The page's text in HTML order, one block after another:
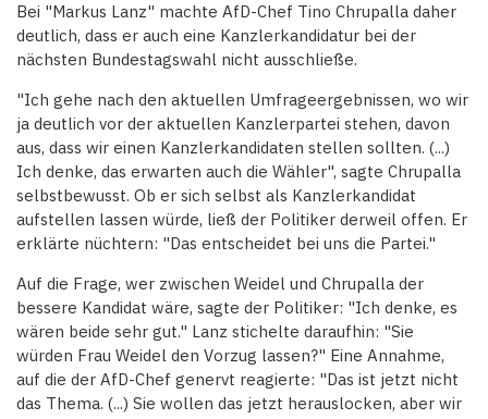
Bei "Markus Lanz" machte AfD-Chef Tino Chrupalla daher
deutlich, dass er auch eine Kanzlerkandidatur bei der
nächsten Bundestagswahl nicht ausschließe.
"Ich gehe nach den aktuellen Umfrageergebnissen, wo wir
ja deutlich vor der aktuellen Kanzlerpartei stehen, davon
aus, dass wir einen Kanzlerkandidaten stellen sollten. (...)
Ich denke, das erwarten auch die Wähler", sagte Chrupalla
selbstbewusst. Ob er sich selbst als Kanzlerkandidat
aufstellen lassen würde, ließ der Politiker derweil offen. Er
erklärte nüchtern: "Das entscheidet bei uns die Partei."
Auf die Frage, wer zwischen Weidel und Chrupalla der
bessere Kandidat wäre, sagte der Politiker: "Ich denke, es
wären beide sehr gut." Lanz stichelte daraufhin: "Sie
würden Frau Weidel den Vorzug lassen?" Eine Annahme,
auf die der AfD-Chef genervt reagierte: "Das ist jetzt nicht
das Thema. (...) Sie wollen das jetzt herauslocken, aber wir